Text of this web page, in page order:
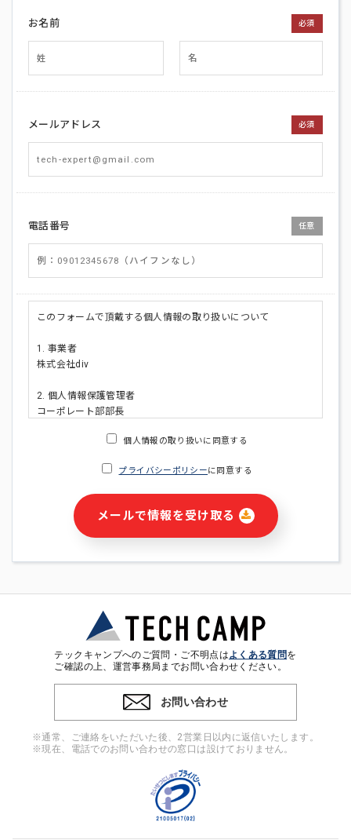
お名前 必須
メールアドレス 必須
電話番号 任意
このフォームで頂戴する個人情報の取り扱いについて
1. 事業者
株式会社div
2. 個人情報保護管理者
コーポレート部部長
・ご請求された資料の送付のため
・本サービス及び本サービスに関連する情報(当社及び第三者の
サービス又は商品等の広告配信・宣伝を含みますが、それらに
・個人(法人の場合は担当者)を識別できない形式に加工した統
計情報の作成および利用
※上記の利用目的に基づいた本人への連絡及び配信について
4. 個人情報の第三者提供
ンをとるために、氏名等の一部の情報をサービス内で使用する
チャットツールで発信することにより、本サービスの他の利用
者等に提供することがあります。
当社は事業運営上、前項利用目的の範囲に限って個人情報を外
個人情報の取り扱いに同意する
プライバシーポリシーに同意する
メールで情報を受け取る
テックキャンプへのご質問・ご不明点はよくある質問を
ご確認の上、運営事務局までお問い合わせください。
お問い合わせ
※通常、ご連絡をいただいた後、2営業日以内に返信いたします。
※現在、電話でのお問い合わせの窓口は設けておりません。